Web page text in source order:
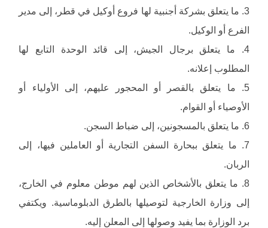
3. ما يتعلق بشركة أجنبية لها فروع أوكيل في قطر، إلى مدير
الفرع أو الوكيل.
4. ما يتعلق برجال الجيش، إلى قائد الوحدة التابع لها
المطلوب إعلانه.
5. ما يتعلق بالقصر أو المحجور عليهم، إلى الأولياء أو
الأوصياء أو القوام.
6. ما يتعلق بالمسجونين، إلى ضباط السجن.
7. ما يتعلق ببحارة السفن التجارية أو العاملين فيها، إلى
الربان.
8. ما يتعلق بالأشخاص الذين لهم موطن معلوم في الخارج،
إلى وزارة الخارجية لتوصيلها بالطرق الدبلوماسية. ويكتفي
برد الوزارة بما يفيد وصولها إلى المعلن إليه.